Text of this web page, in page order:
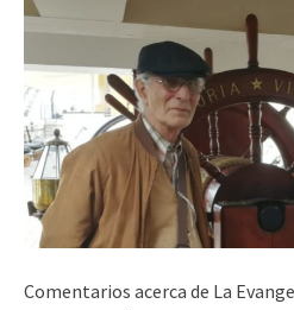
Comentarios acerca de La